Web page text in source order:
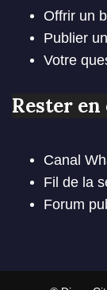
Offrir un
Publier
Votre
Rester
Canal
Fil de la
Forum